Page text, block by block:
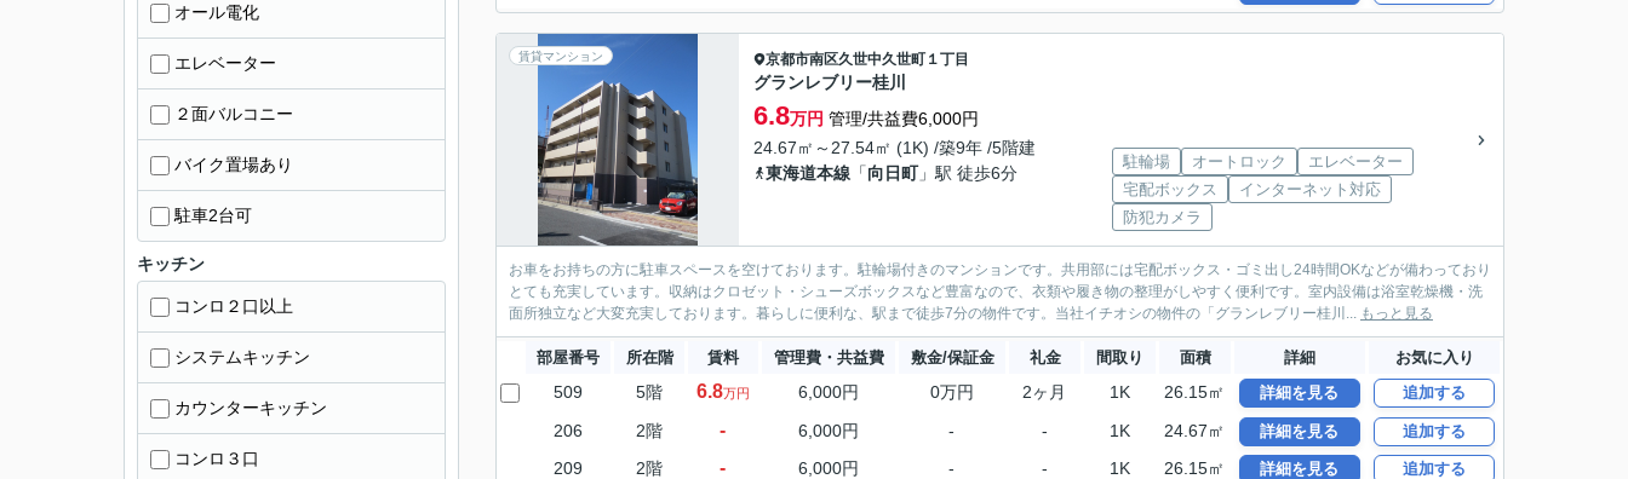
賃貸マンション 京都市南区久世中久世町１丁目
グランレブリー桂川
6.8万円 管理/共益費6,000円
24.67㎡～27.54㎡ (1K) /築9年 /5階建
東海道本線 「向日町」駅 徒歩6分
駐輪場 オートロック
エレベーター
宅配ボックス
インターネット対応
防犯カメラ
お車をお持ちの方に駐車スペースを空けております。駐輪場付きのマンションです。共用部には宅配ボックス・ゴミ出し24時間OKなどが備わっており
とても充実しています。収納はクロゼット・シューズボックスなど豊富なので、衣類や履き物の整理がしやすく便利です。室内設備は浴室乾燥機・洗
面所独立など大変充実しております。暮らしに便利な、駅まで徒歩7分の物件です。当社イチオシの物件の「グランレブリー桂川... もっと見る
部屋番号 所在階 賃料 管理費・共益費 敷金/保証金 礼金 間取り 面積 詳細 お気に入り
509 5階 6.8万円 6,000円 0万円 2ヶ月 1K 26.15㎡ 詳細を見る 追加する
206 2階 - 6,000円 - - 1K 24.67㎡ 詳細を見る 追加する
209 2階 - 6,000円 - - 1K 26.15㎡ 詳細を見る 追加する
オール電化
エレベーター
２面バルコニー
バイク置場あり
駐車2台可
キッチン
コンロ２口以上
システムキッチン
カウンターキッチン
コンロ３口